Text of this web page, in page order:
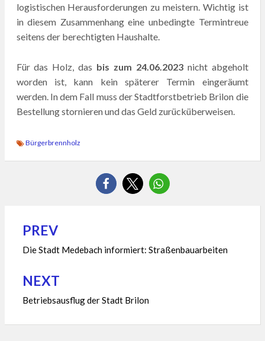
logistischen Herausforderungen zu meistern. Wichtig ist
in diesem Zusammenhang eine unbedingte Termintreue
seitens der berechtigten Haushalte.
Für das Holz, das bis zum 24.06.2023 nicht abgeholt
worden ist, kann kein späterer Termin eingeräumt
werden. In dem Fall muss der Stadtforstbetrieb Brilon die
Bestellung stornieren und das Geld zurücküberweisen.
Bürgerbrennholz
Beitragsnavigation
PREV
Die Stadt Medebach informiert: Straßenbauarbeiten
NEXT
Betriebsausflug der Stadt Brilon